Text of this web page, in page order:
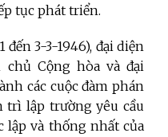
tục phát triển.
3-3-1946), đại diện
Cộng hòa và đại
các cuộc đàm phán
trì lập trường yêu cầu
lập và thống nhất của